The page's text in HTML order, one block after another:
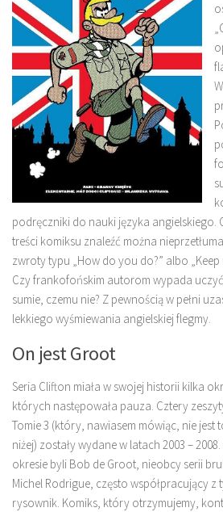
podręczniki do nauki języka angielskiego.
treści komiksu znaleźć można
zwroty typu „How do you do?” albo „Keep
Czy frankofońskim autorom wypada
sumie, czemu nie? Z pewnością w pełni
lekkiego wyśmiewania angielskiej flegmy.
On jest Groot
Seria Clifton miała w swojej historii kilka
których następowała pauza. Cztery
Tomie 3 (który, nawiasem mówiąc, nie jest
niżej) zostały wydane w latach 2003 –
okresie byli Bob de Groot, nieobcy serii
Michel Rodrigue, często współpracujący z
rysownik. Komiks, który otrzymujemy,